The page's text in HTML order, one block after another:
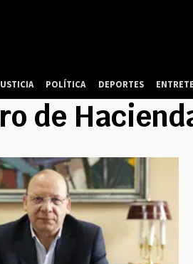
de
POLÍTICA DEPORTES